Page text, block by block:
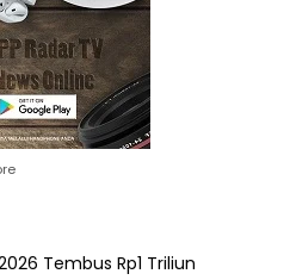
Tembus Rp1 Triliun